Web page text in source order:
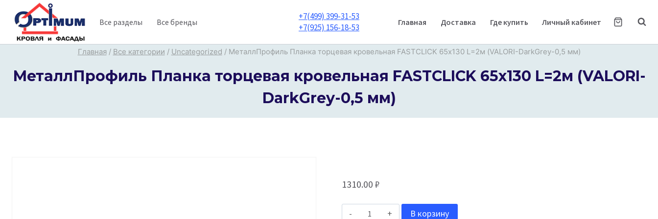
содержимому
Все разделы Все бренды
+7(499) 399-31-53
+7(925) 156-18-53
Главная Доставка Где купить Личный кабинет
Главная / Все категории / Uncategorized / МеталлПрофиль Планка торцевая кровельная FASTCLICK 65х130 L=2м (VALORI-DarkGrey-0,5 мм)
МеталлПрофиль Планка торцевая кровельная FASTCLICK 65х130 L=2м (VALORI-
DarkGrey-0,5 мм)
1310.00 ₽
Количество
В корзину